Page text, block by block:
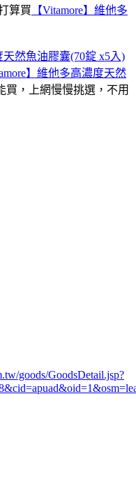
算買 【Vitamore】維他多
天然魚油膠囊(70錠 x5入)
】維他多高濃度天然
買，上網慢慢挑選，不用
goods/GoodsDetail.jsp?